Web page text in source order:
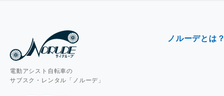
電動アシスト自転車の
サブスク・レンタル「ノルーデ」
ノルーデとは？